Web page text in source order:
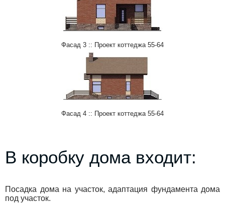
Фасад 3 :: Проект коттеджа 55-64
Фасад 4 :: Проект коттеджа 55-64
В коробку дома входит:
Посадка дома на участок, адаптация фундамента дома
под участок.